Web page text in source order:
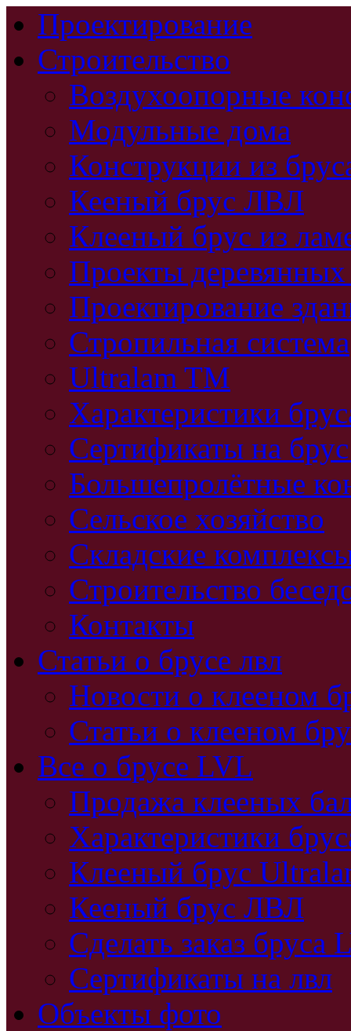
Проектирование
Строительство
Воздухоопорные
Модульные дома
Конструкции из
Кееный брус ЛВЛ
Клееный брус из
Проекты
Проектирование
Стропильная система
Ultralam TM
Характеристики
Сертификаты на
Большепролётные
Сельское хозяйство
Складские
Строительство
Контакты
Статьи о брусе лвл
Новости о клееном
Статьи о клееном
Все о брусе LVL
Продажа клееных
Характеристики
Клееный брус
Кееный брус ЛВЛ
Сделать заказ бруса
Сертификаты на лвл
Объекты фото